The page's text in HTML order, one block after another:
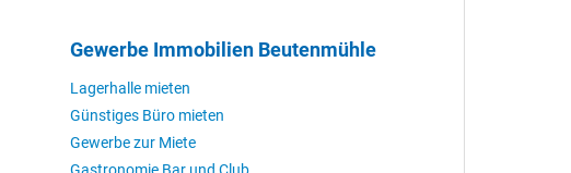
Gewerbe Immobilien Beutenmühle
Lagerhalle mieten
Günstiges Büro mieten
Gewerbe zur Miete